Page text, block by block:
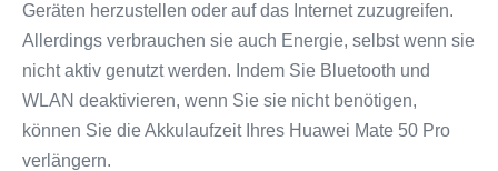
Geräten herzustellen oder auf das Internet zuzugreifen.
Allerdings verbrauchen sie auch Energie, selbst wenn sie
nicht aktiv genutzt werden. Indem Sie Bluetooth und
WLAN deaktivieren, wenn Sie sie nicht benötigen,
können Sie die Akkulaufzeit Ihres Huawei Mate 50 Pro
verlängern.